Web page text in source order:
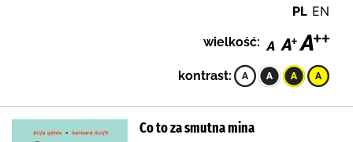
PL EN
wielkość:
kontrast:
Co to za smutna mina